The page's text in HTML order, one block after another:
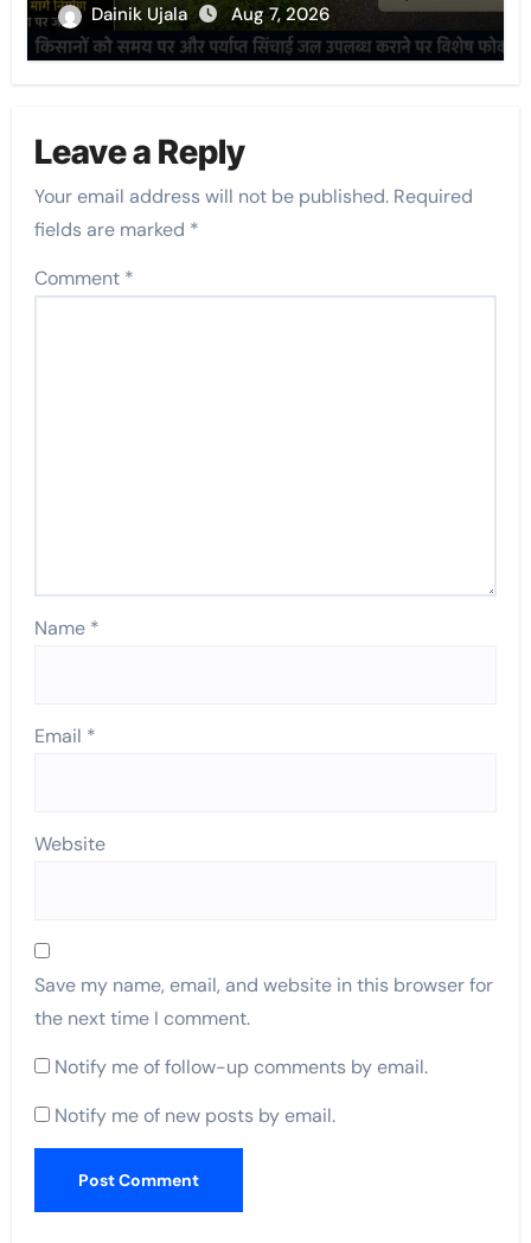
Dainik Ujala Aug 7, 2026
Leave a Reply
Your email address will not be published. Required
fields are marked *
Comment *
Name *
Email *
Website
Save my name, email, and website in this browser for
the next time I comment.
Notify me of follow-up comments by email.
Notify me of new posts by email.